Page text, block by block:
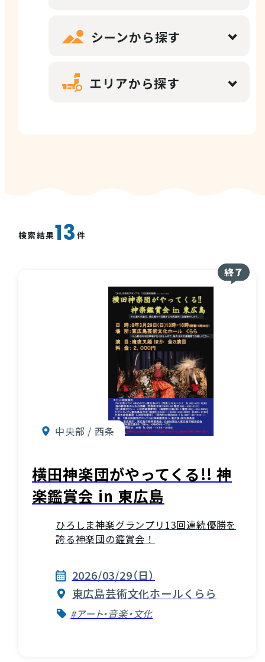
シーンから探す
エリアから探す
検索結果13 件
中央部 / 西条
横田神楽団がやってくる!! 神
楽鑑賞会 in 東広島
ひろしま神楽グランプリ13回連続優勝を
誇る神楽団の鑑賞会！
2026/03/29（日）
東広島芸術文化ホールくらら
#アート・音楽・文化
注目コンテンツ
特集記事